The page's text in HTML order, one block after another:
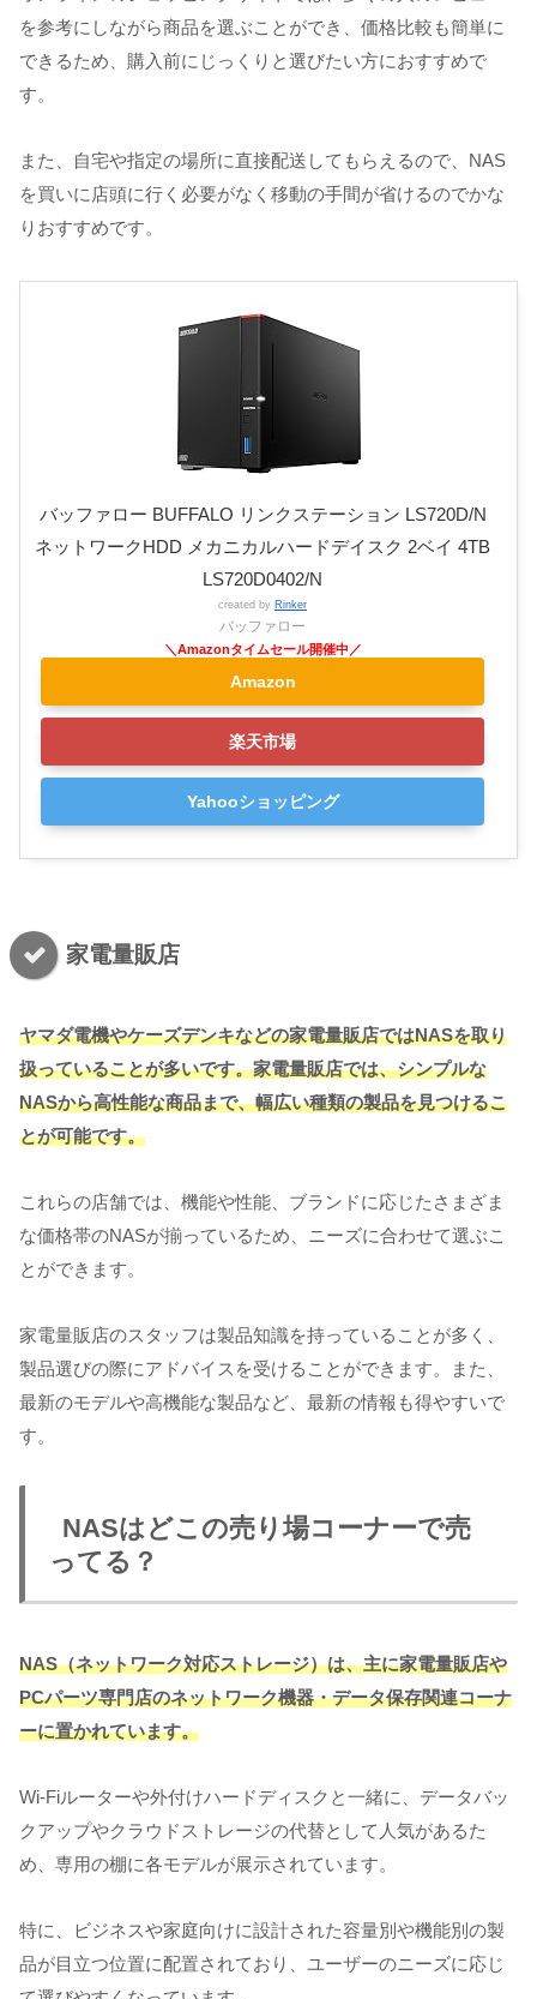
を参考にしながら商品を選ぶことができ、価格比較も簡単に
できるため、購入前にじっくりと選びたい方におすすめで
す。
また、自宅や指定の場所に直接配送してもらえるので、NAS
を買いに店頭に行く必要がなく移動の手間が省けるのでかな
りおすすめです。
バッファロー BUFFALO リンクステーション LS720D/N
ネットワークHDD メカニカルハードデイスク 2ベイ 4TB
LS720D0402/N
created by Rinker
バッファロー
Amazon
楽天市場
Yahooショッピング
家電量販店
ヤマダ電機やケーズデンキなどの家電量販店ではNASを取り
扱っていることが多いです。家電量販店では、シンプルな
NASから高性能な商品まで、幅広い種類の製品を見つけるこ
とが可能です。
これらの店舗では、機能や性能、ブランドに応じたさまざま
な価格帯のNASが揃っているため、ニーズに合わせて選ぶこ
とができます。
家電量販店のスタッフは製品知識を持っていることが多く、
製品選びの際にアドバイスを受けることができます。また、
最新のモデルや高機能な製品など、最新の情報も得やすいで
す。
NASはどこの売り場コーナーで売
ってる？
NAS（ネットワーク対応ストレージ）は、主に家電量販店や
PCパーツ専門店のネットワーク機器・データ保存関連コーナ
ーに置かれています。
Wi-Fiルーターや外付けハードディスクと一緒に、データバッ
クアップやクラウドストレージの代替として人気があるた
め、専用の棚に各モデルが展示されています。
特に、ビジネスや家庭向けに設計された容量別や機能別の製
品が目立つ位置に配置されており、ユーザーのニーズに応じ